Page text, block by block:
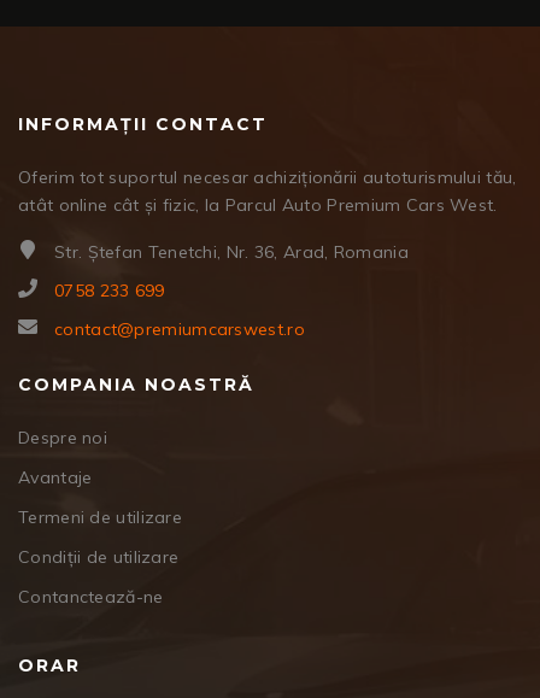
INFORMAȚII CONTACT
Oferim tot suportul necesar achiziționării autoturismului tău,
atât online cât și fizic, la Parcul Auto Premium Cars West.
Str. Ștefan Tenetchi, Nr. 36, Arad, Romania
0758 233 699
contact@premiumcarswest.ro
COMPANIA NOASTRĂ
Despre noi
Avantaje
Termeni de utilizare
Condiții de utilizare
Contanctează-ne
ORAR